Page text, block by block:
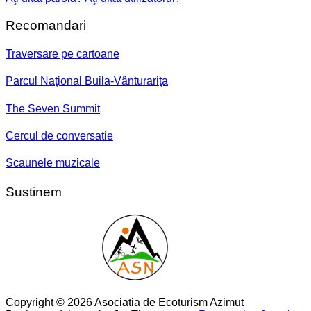
Recomandari
Traversare pe cartoane
Parcul Naţional Buila-Vânturariţa
The Seven Summit
Cercul de conversatie
Scaunele muzicale
Sustinem
Copyright © 2026 Asociatia de Ecoturism Azimut